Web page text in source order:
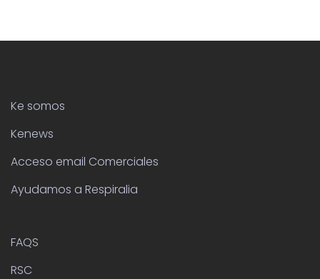
Ke somos
Kenews
Acceso email Comerciales
Ayudamos a Respiralia
FAQS
RSC